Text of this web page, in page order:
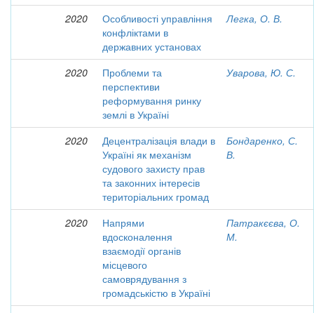
2020
Особливості управління
конфліктами в
державних установах
Легка, О. В.
2020
Проблеми та
перспективи
реформування ринку
землі в Україні
Уварова, Ю. С.
2020
Децентралізація влади в
Україні як механізм
судового захисту прав
та законних інтересів
територіальних громад
Бондаренко, С.
В.
2020
Напрями
вдосконалення
взаємодії органів
місцевого
самоврядування з
громадськістю в Україні
Патракєєва, О.
М.